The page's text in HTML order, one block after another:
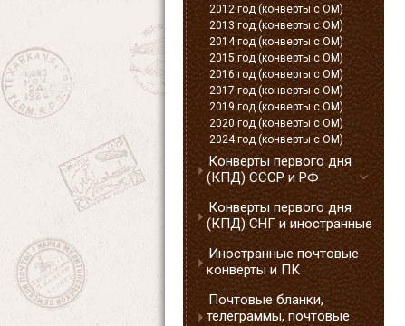
2012 год (конверты с ОМ)
2013 год (конверты с ОМ)
2014 год (конверты с ОМ)
2015 год (конверты с ОМ)
2016 год (конверты с ОМ)
2017 год (конверты с ОМ)
2019 год (конверты с ОМ)
2020 год (конверты с ОМ)
2024 год (конверты с ОМ)
Конверты первого дня
(КПД) СССР и РФ
Конверты первого дня
(КПД) СНГ и иностранные
Иностранные почтовые
конверты и ПК
Почтовые бланки,
телеграммы, почтовые